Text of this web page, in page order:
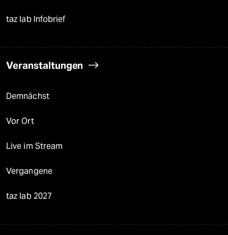
taz lab Infobrief
Veranstaltungen
Demnächst
Vor Ort
Live im Stream
Vergangene
taz lab 2027